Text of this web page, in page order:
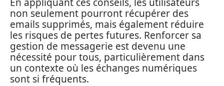
non seulement pourront récupérer des
emails supprimés, mais également réduire
les risques de pertes futures. Renforcer sa
gestion de messagerie est devenu une
nécessité pour tous, particulièrement dans
un contexte où les échanges numériques
sont si fréquents.